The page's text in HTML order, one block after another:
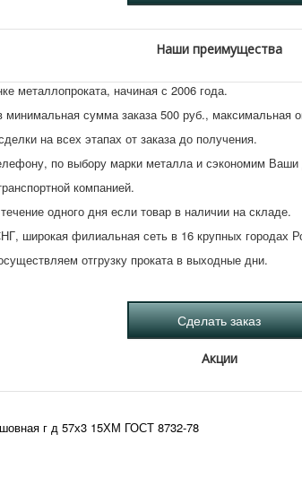
Наши преимущества
металлопроката, начиная с 2006 года.
минимальная сумма заказа 500 руб., максимальная
на всех этапах от заказа до получения.
по выбору марки металла и сэкономим
компанией.
одного дня если товар в наличии на складе.
широкая филиальная сеть в 16 крупных городах
отгрузку проката в выходные дни.
Акции
г д 57х3 15ХМ ГОСТ 8732-78